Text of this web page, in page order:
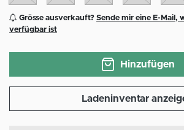
Grösse ausverkauft? Sende mir eine E-Mail,
verfügbar ist
Hinzufügen
Ladeninventar